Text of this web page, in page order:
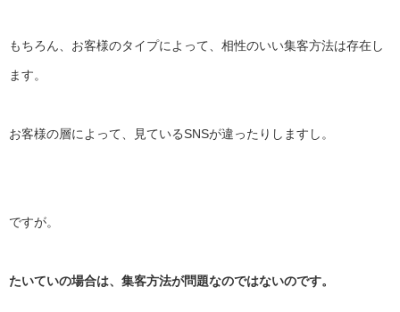
もちろん、お客様のタイプによって、 相性のいい集客方法は存在し
ます。
お客様の層によって、見ているSNSが違ったりしますし。
ですが。
たいていの場合は、集客方法が問題なのではないのです。